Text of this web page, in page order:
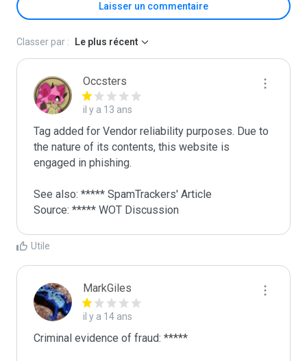
Laisser un commentaire
Classer par : Le plus récent
Occsters
il y a 13 ans
Tag added for Vendor reliability purposes. Due to
the nature of its contents, this website is
engaged in phishing.
See also: ***** SpamTrackers' Article
Source: ***** WOT Discussion
Utile
MarkGiles
il y a 14 ans
Criminal evidence of fraud: *****